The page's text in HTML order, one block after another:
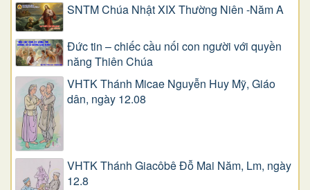
SNTM Chúa Nhật XIX Thường Niên -Năm A
Đức tin – chiếc cầu nối con người với quyền
năng Thiên Chúa
VHTK Thánh Micae Nguyễn Huy Mỹ, Giáo
dân, ngày 12.08
VHTK Thánh Giacôbê Ðỗ Mai Năm, Lm, ngày
12.8